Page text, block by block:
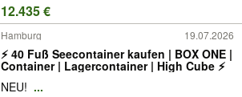
12.435 €
Hamburg 19.07.2026
⚡️ 40 Fuß Seecontainer kaufen | BOX ONE |
Container | Lagercontainer | High Cube ⚡️
NEU! ...